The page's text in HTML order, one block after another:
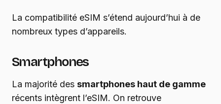
La compatibilité eSIM s’étend aujourd’hui à de
nombreux types d’appareils.
Smartphones
La majorité des smartphones haut de gamme
récents intègrent l’eSIM. On retrouve